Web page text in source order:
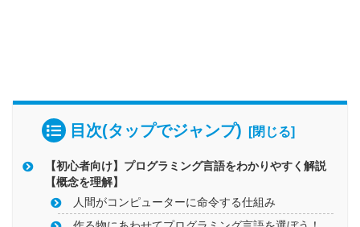
目次(タップでジャンプ)
【初心者向け】プログラミング言語をわかりやすく解説
【概念を理解】
人間がコンピューターに命令する仕組み